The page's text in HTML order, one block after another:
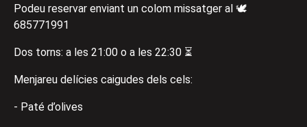
Podeu reservar enviant un colom missatger al 🕊️
685771991
Dos torns: a les 21:00 o a les 22:30 ⏳
Menjareu delícies caigudes dels cels:
- Paté d’olives